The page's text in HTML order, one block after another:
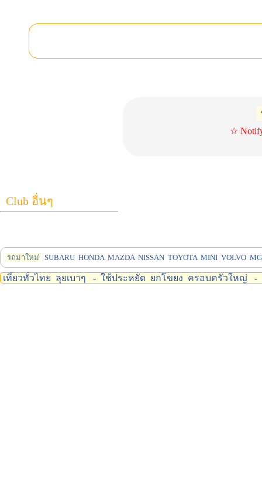
☆
Club อื่นๆ
รถมาใหม่ SUBARU HONDA MAZDA NISSAN TOYOTA MINI VOLVO MG
เที่ยวทั่วไทย ลุยเบาๆ - ใช้ประหยัด ยกโขยง ครอบครัวใหญ่ -